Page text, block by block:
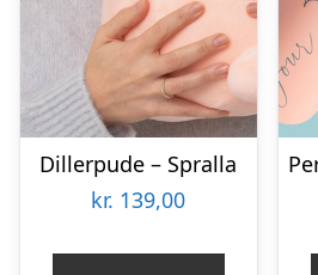
Dillerpude – Spralla
kr. 139,00